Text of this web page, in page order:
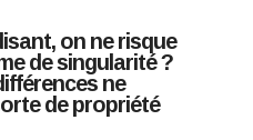
on ne risque
de singularité ?
ne
de propriété